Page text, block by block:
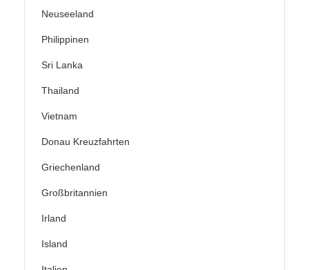
Neuseeland
Philippinen
Sri Lanka
Thailand
Vietnam
Donau Kreuzfahrten
Griechenland
Großbritannien
Irland
Island